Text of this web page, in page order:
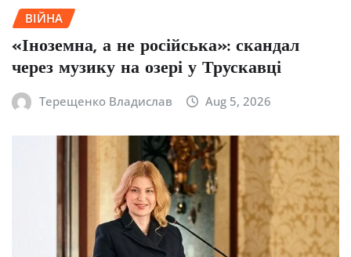
ВІЙНА
«Іноземна, а не російська»: скандал
через музику на озері у Трускавці
Терещенко Владислав Aug 5, 2026